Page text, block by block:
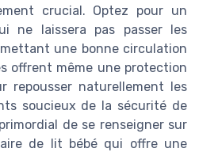
crucial. Optez pour un
ne laissera pas passer les
une bonne circulation
offrent même une protection
repousser naturellement les
soucieux de la sécurité de
de se renseigner sur
de lit bébé qui offre une